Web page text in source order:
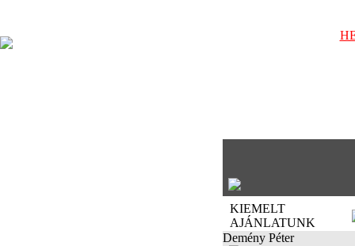
KIEMELT
AJÁNLATUNK
Demény Péter